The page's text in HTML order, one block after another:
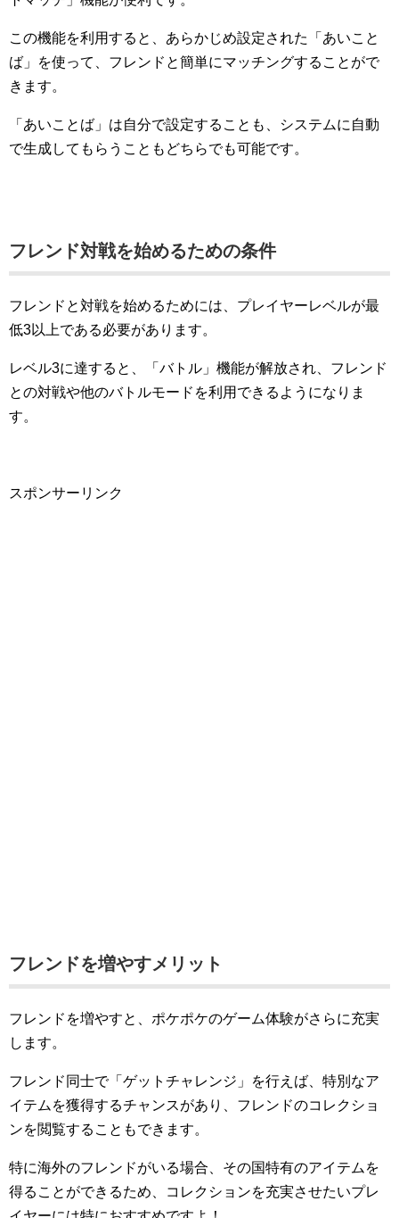
この機能を利用すると、あらかじめ設定された「あいこと
ば」を使って、フレンドと簡単にマッチングすることがで
きます。
「あいことば」は自分で設定することも、システムに自動
で生成してもらうこともどちらでも可能です。
フレンド対戦を始めるための条件
フレンドと対戦を始めるためには、プレイヤーレベルが最
低3以上である必要があります。
レベル3に達すると、「バトル」機能が解放され、フレンド
との対戦や他のバトルモードを利用できるようになりま
す。
スポンサーリンク
フレンドを増やすメリット
フレンドを増やすと、ポケポケのゲーム体験がさらに充実
します。
フレンド同士で「ゲットチャレンジ」を行えば、特別なア
イテムを獲得するチャンスがあり、フレンドのコレクショ
ンを閲覧することもできます。
特に海外のフレンドがいる場合、その国特有のアイテムを
得ることができるため、コレクションを充実させたいプレ